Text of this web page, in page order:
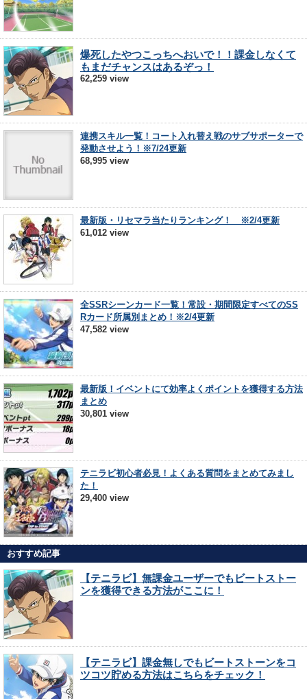
爆死したやつこっちへおいで！！課金しなくて
もまだチャンスはあるぞっ！
62,259 view
連携スキル一覧！コート入れ替え戦のサブサポーターで
発動させよう！※7/24更新
68,995 view
最新版・リセマラ当たりランキング！ ※2/4更新
61,012 view
全SSRシーンカード一覧！常設・期間限定すべてのSS
Rカード所属別まとめ！※2/4更新
47,582 view
最新版！イベントにて効率よくポイントを獲得する方法
まとめ
30,801 view
テニラビ初心者必見！よくある質問をまとめてみまし
た！
29,400 view
おすすめ記事
【テニラビ】無課金ユーザーでもビートストー
ンを獲得できる方法がここに！
【テニラビ】課金無しでもビートストーンをコ
ツコツ貯める方法はこちらをチェック！